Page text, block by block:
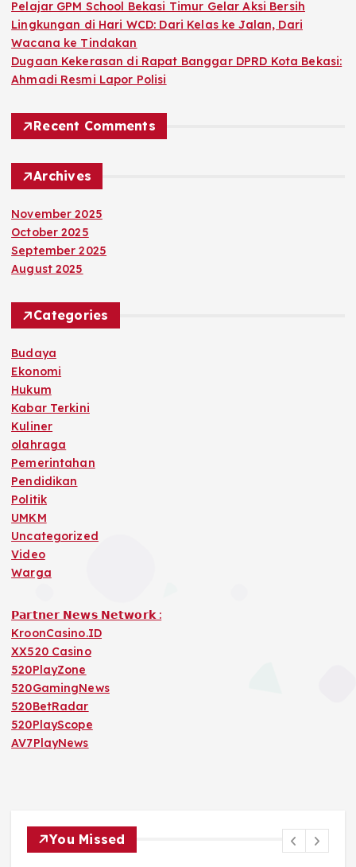
Pelajar GPM School Bekasi Timur Gelar Aksi Bersih
Lingkungan di Hari WCD: Dari Kelas ke Jalan, Dari
Wacana ke Tindakan
Dugaan Kekerasan di Rapat Banggar DPRD Kota Bekasi:
Ahmadi Resmi Lapor Polisi
Recent Comments
Archives
November 2025
October 2025
September 2025
August 2025
Categories
Budaya
Ekonomi
Hukum
Kabar Terkini
Kuliner
olahraga
Pemerintahan
Pendidikan
Politik
UMKM
Uncategorized
Video
Warga
𝗣𝗮𝗿𝘁𝗻𝗲𝗿 𝗡𝗲𝘄𝘀 𝗡𝗲𝘁𝘄𝗼𝗿𝗸 :
KroonCasino.ID
XX520 Casino
520PlayZone
520GamingNews
520BetRadar
520PlayScope
AV7PlayNews
You Missed